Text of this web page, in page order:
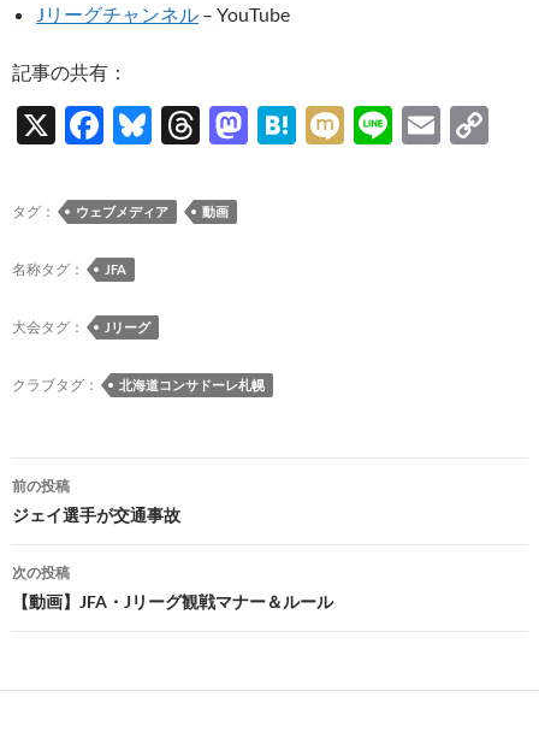
Jリーグチャンネル – YouTube
記事の共有：
X
F
e
b
o
o
k
Bl
es
k
T
e
a
M H
M Li
E
タグ： ウェブメディア 動画
名称タグ： JFA
大会タグ： Jリーグ
クラブタグ： 北海道コンサドーレ札幌
投
稿
ナ
ビ
ゲ
ー
前の投稿
ジェイ選手が交通事故
次の投稿
【動画】JFA・Jリーグ観戦マナー＆ルール